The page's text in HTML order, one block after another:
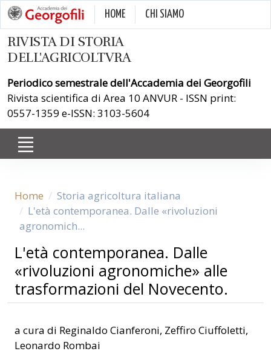
HOME CHI SIAMO
RIVISTA DI STORIA
DELL'AGRICOLTVRA
Periodico semestrale dell'Accademia dei Georgofili
Rivista scientifica di Area 10 ANVUR - ISSN print:
0557-1359 e-ISSN: 3103-5604
Home
Storia agricoltura italiana
L'età contemporanea. Dalle «rivoluzioni
agronomich...
L'età contemporanea. Dalle
«rivoluzioni agronomiche» alle
trasformazioni del Novecento.
a cura di Reginaldo Cianferoni, Zeffiro Ciuffoletti,
Leonardo Rombai